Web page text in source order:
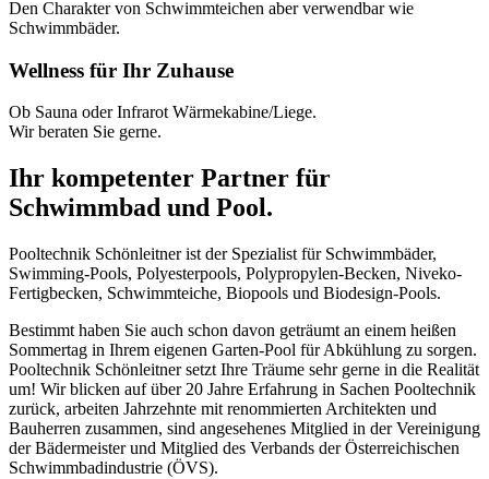
Den Charakter von Schwimmteichen aber verwendbar wie
Schwimmbäder.
Wellness für Ihr Zuhause
Ob Sauna oder Infrarot Wärmekabine/Liege.
Wir beraten Sie gerne.
Ihr kompetenter Partner für
Schwimmbad und Pool.
Pooltechnik Schönleitner ist der Spezialist für Schwimmbäder,
Swimming-Pools, Polyesterpools, Polypropylen-Becken, Niveko-
Fertigbecken, Schwimmteiche, Biopools und Biodesign-Pools.
Bestimmt haben Sie auch schon davon geträumt an einem heißen
Sommertag in Ihrem eigenen Garten-Pool für Abkühlung zu sorgen.
Pooltechnik Schönleitner setzt Ihre Träume sehr gerne in die Realität
um! Wir blicken auf über 20 Jahre Erfahrung in Sachen Pooltechnik
zurück, arbeiten Jahrzehnte mit renommierten Architekten und
Bauherren zusammen, sind angesehenes Mitglied in der Vereinigung
der Bädermeister und Mitglied des Verbands der Österreichischen
Schwimmbadindustrie (ÖVS).